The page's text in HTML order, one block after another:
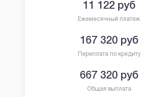
11 122руб
Ежемесячный платеж
167 320руб
Переплата по кредиту
667 320руб
Общая выплата